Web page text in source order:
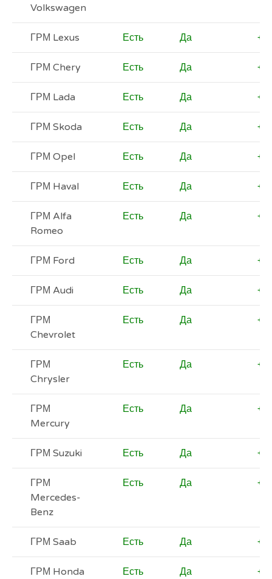
Volkswagen
ГРМ Lexus Есть Да +
ГРМ Chery Есть Да +
ГРМ Lada Есть Да +
ГРМ Skoda Есть Да +
ГРМ Opel Есть Да +
ГРМ Haval Есть Да +
ГРМ Alfa
Romeo
Есть Да +
ГРМ Ford Есть Да +
ГРМ Audi Есть Да +
ГРМ
Chevrolet
Есть Да +
ГРМ
Chrysler
Есть Да +
ГРМ
Mercury
Есть Да +
ГРМ Suzuki Есть Да +
ГРМ
Mercedes-
Benz
Есть Да +
ГРМ Saab Есть Да +
ГРМ Honda Есть Да +